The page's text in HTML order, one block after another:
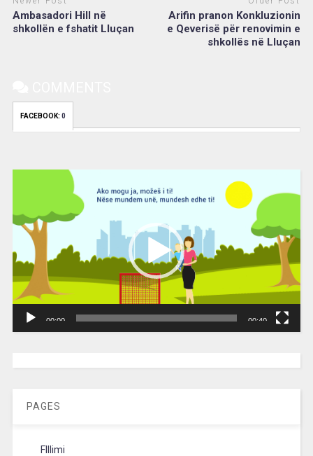
Ambasadori Hill në
shkollën e fshatit Lluçan
Arifin pranon Konkluzionin
e Qeverisë për renovimin e
shkollës në Lluçan
FACEBOOK: 0
00:00 00:40
PAGES
FIllimi